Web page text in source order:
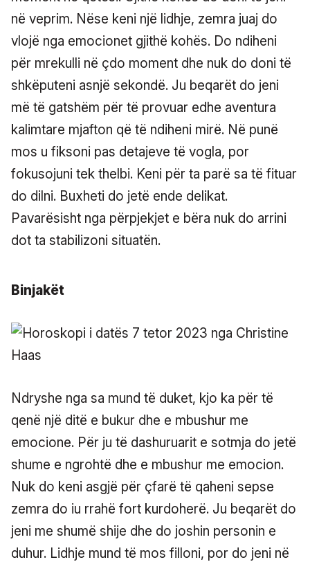
në veprim. Nëse keni një lidhje, zemra juaj do
vlojë nga emocionet gjithë kohës. Do ndiheni
për mrekulli në çdo moment dhe nuk do doni të
shkëputeni asnjë sekondë. Ju beqarët do jeni
më të gatshëm për të provuar edhe aventura
kalimtare mjafton që të ndiheni mirë. Në punë
mos u fiksoni pas detajeve të vogla, por
fokusojuni tek thelbi. Keni për ta parë sa të fituar
do dilni. Buxheti do jetë ende delikat.
Pavarësisht nga përpjekjet e bëra nuk do arrini
dot ta stabilizoni situatën.
Binjakët
Ndryshe nga sa mund të duket, kjo ka për të
qenë një ditë e bukur dhe e mbushur me
emocione. Për ju të dashuruarit e sotmja do jetë
shume e ngrohtë dhe e mbushur me emocion.
Nuk do keni asgjë për çfarë të qaheni sepse
zemra do iu rrahë fort kurdoherë. Ju beqarët do
jeni me shumë shije dhe do joshin personin e
duhur. Lidhje mund të mos filloni, por do jeni në